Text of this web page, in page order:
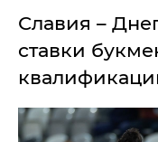
Блоги
Шоу-биз
Здоровье
Спорт
Культура
Славия –
ставки